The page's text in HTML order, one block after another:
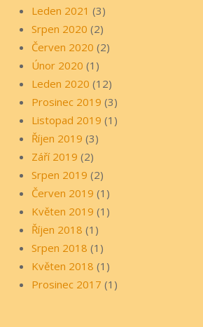
Leden 2021 (3)
Srpen 2020 (2)
Červen 2020 (2)
Únor 2020 (1)
Leden 2020 (12)
Prosinec 2019 (3)
Listopad 2019 (1)
Říjen 2019 (3)
Září 2019 (2)
Srpen 2019 (2)
Červen 2019 (1)
Květen 2019 (1)
Říjen 2018 (1)
Srpen 2018 (1)
Květen 2018 (1)
Prosinec 2017 (1)